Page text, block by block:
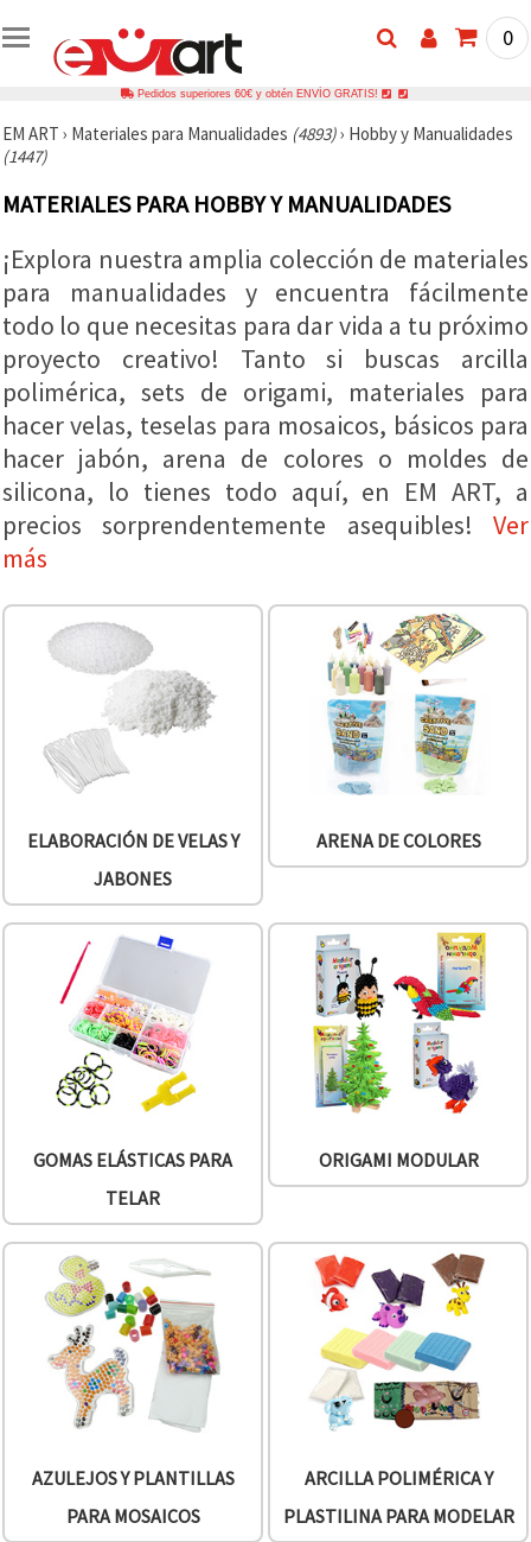
0
Pedidos superiores 60€ y obtén ENVÍO GRATIS!
EM ART › Materiales para Manualidades (4893)› Hobby y Manualidades
(1447)
MATERIALES PARA HOBBY Y MANUALIDADES
¡Explora nuestra amplia colección de materiales
para manualidades y encuentra fácilmente
todo lo que necesitas para dar vida a tu próximo
proyecto creativo! Tanto si buscas arcilla
polimérica, sets de origami, materiales para
hacer velas, teselas para mosaicos, básicos para
hacer jabón, arena de colores o moldes de
silicona, lo tienes todo aquí, en EM ART, a
precios sorprendentemente asequibles! Ver
más
ELABORACIÓN DE VELAS Y
JABONES
ARENA DE COLORES
GOMAS ELÁSTICAS PARA
TELAR
ORIGAMI MODULAR
AZULEJOS Y PLANTILLAS
PARA MOSAICOS
ARCILLA POLIMÉRICA Y
PLASTILINA PARA MODELAR